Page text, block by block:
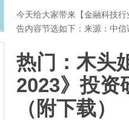
今天给大家带来【金融科技
告内容节选如下：来源：中
热门：木头
2023》投资
（附下载）